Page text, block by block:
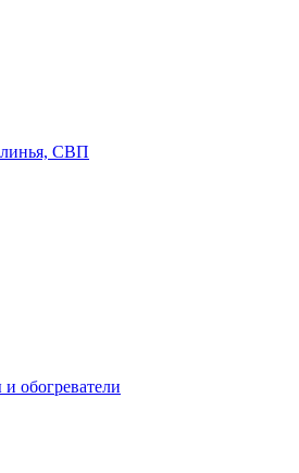
СВП
обогреватели